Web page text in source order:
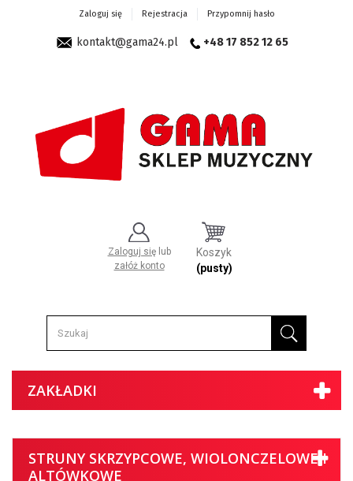
Zaloguj się Rejestracja Przypomnij hasło
kontakt@gama24.pl +48 17 852 12 65
Zaloguj się lub
załóż konto
Koszyk
(pusty)
ZAKŁADKI
STRUNY SKRZYPCOWE, WIOLONCZELOWE I
ALTÓWKOWE